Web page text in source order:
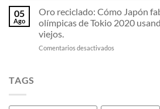
maratón.
continente.
que
decidió
espaldas
clásicos
apasionantes
fútbol
05
Ago
Oro reciclado: Cómo Japón
olímpicas de Tokio 2020
viejos.
Comentarios desactivados
todas
TAGS